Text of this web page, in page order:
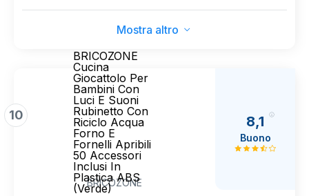
Mostra altro
10
BRICOZONE
Cucina
Giocattolo Per
Bambini Con
Luci E Suoni
Rubinetto Con
Riciclo Acqua
Forno E
Fornelli Apribili
50 Accessori
Inclusi In
Plastica ABS
(Verde)
BRICOZONE
8,1
Buono